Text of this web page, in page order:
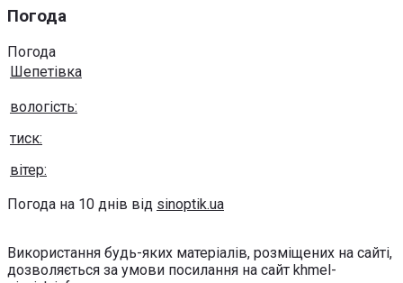
Погода
Погода
Шепетівка
вологість:
тиск:
вітер:
Погода на 10 днів від sinoptik.ua
Використання будь-яких матеріалів, розміщених на сайті,
дозволяється за умови посилання на сайт khmel-